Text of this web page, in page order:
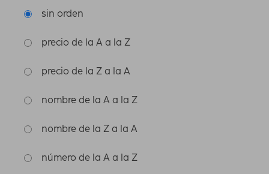
sin orden
precio de la A a la Z
precio de la Z a la A
nombre de la A a la Z
nombre de la Z a la A
número de la A a la Z